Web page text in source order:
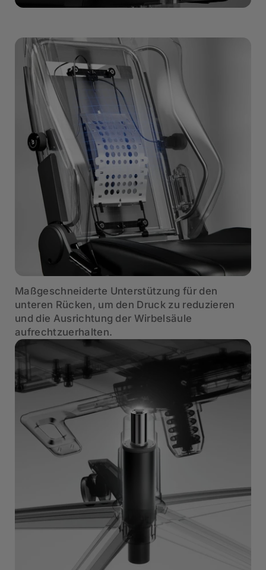
Maßgeschneiderte Unterstützung für den
unteren Rücken, um den Druck zu reduzieren
und die Ausrichtung der Wirbelsäule
aufrechtzuerhalten.